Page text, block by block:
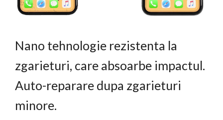
Nano tehnologie rezistenta la
zgarieturi, care absoarbe impactul.
Auto-reparare dupa zgarieturi
minore.